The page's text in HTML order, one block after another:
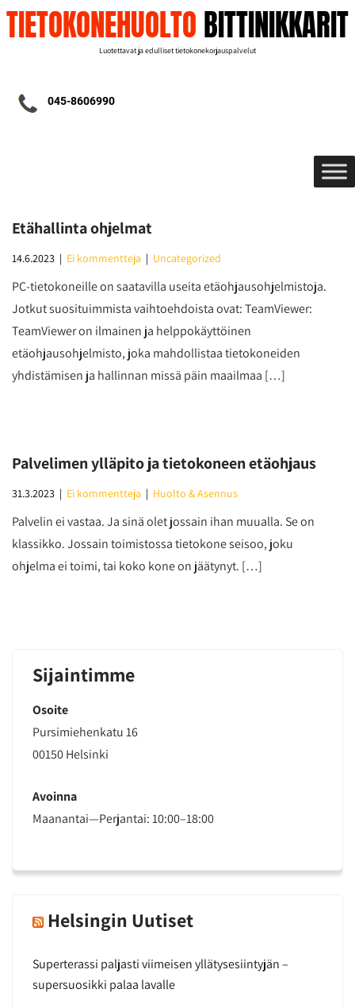
TIETOKONEHUOLTOBITTINIKKARIT
Luotettavat ja edulliset tietokonekorjauspalvelut
045-8606990
Etähallinta ohjelmat
14.6.2023 | Ei kommentteja | Uncategorized
PC-tietokoneille on saatavilla useita etäohjausohjelmistoja.
Jotkut suosituimmista vaihtoehdoista ovat: TeamViewer:
TeamViewer on ilmainen ja helppokäyttöinen
etäohjausohjelmisto, joka mahdollistaa tietokoneiden
yhdistämisen ja hallinnan missä päin maailmaa […]
Palvelimen ylläpito ja tietokoneen etäohjaus
31.3.2023 | Ei kommentteja | Huolto & Asennus
Palvelin ei vastaa. Ja sinä olet jossain ihan muualla. Se on
klassikko. Jossain toimistossa tietokone seisoo, joku
ohjelma ei toimi, tai koko kone on jäätynyt. […]
Sijaintimme
Osoite
Pursimiehenkatu 16
00150 Helsinki
Avoinna
Maanantai—Perjantai: 10:00–18:00
Helsingin Uutiset
Superterassi paljasti viimeisen yllätysesiintyjän –
supersuosikki palaa lavalle